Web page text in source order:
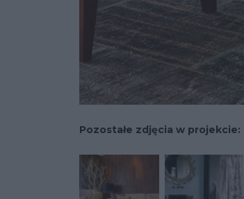
Pozostałe zdjęcia w projekcie: